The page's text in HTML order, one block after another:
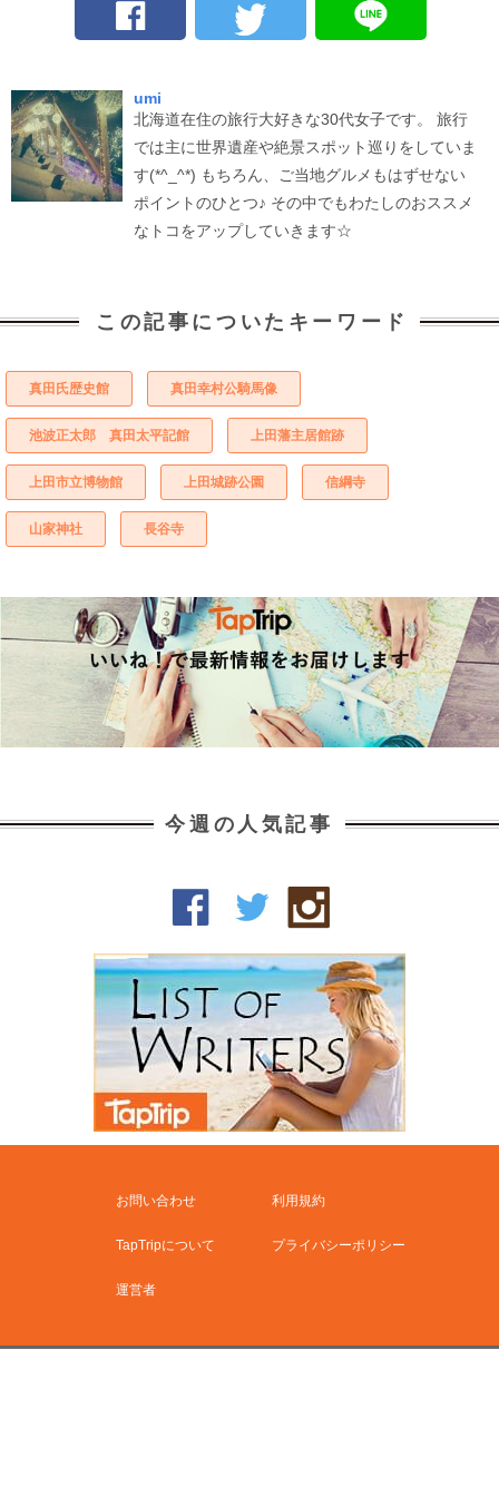
umi
北海道在住の旅行大好きな30代女子です。 旅行
では主に世界遺産や絶景スポット巡りをしていま
す(*^_^*) もちろん、ご当地グルメもはずせない
ポイントのひとつ♪ その中でもわたしのおススメ
なトコをアップしていきます☆
この記事についたキーワード
真田氏歴史館 真田幸村公騎馬像
池波正太郎 真田太平記館 上田藩主居館跡
上田市立博物館 上田城跡公園 信綱寺
山家神社 長谷寺
今週の人気記事
お問い合わせ 利用規約
TapTripについて プライバシーポリシー
運営者